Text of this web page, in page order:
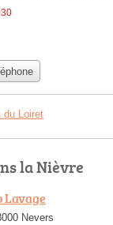
du Loiret
la Nièvre
Lavage
Nevers